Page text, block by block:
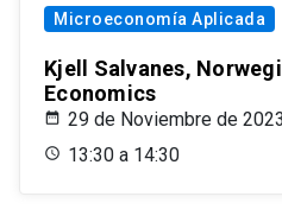
Microeconomía Aplicada
Kjell Salvanes,
Economics
29 de Noviembre de 2023
13:30 a 14:30